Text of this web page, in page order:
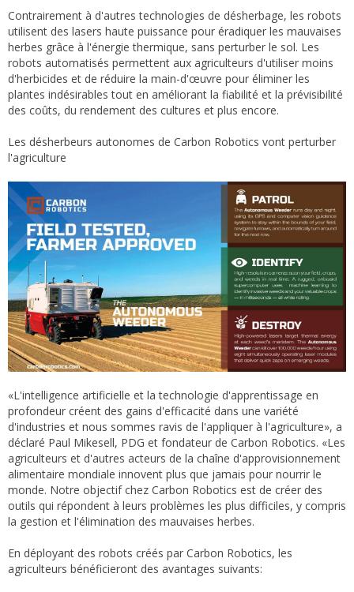
Contrairement à d'autres technologies de désherbage, les robots
utilisent des lasers haute puissance pour éradiquer les mauvaises
herbes grâce à l'énergie thermique, sans perturber le sol. Les
robots automatisés permettent aux agriculteurs d'utiliser moins
d'herbicides et de réduire la main-d'œuvre pour éliminer les
plantes indésirables tout en améliorant la fiabilité et la prévisibilité
des coûts, du rendement des cultures et plus encore.
Les désherbeurs autonomes de Carbon Robotics vont perturber
l'agriculture
«L'intelligence artificielle et la technologie d'apprentissage en
profondeur créent des gains d'efficacité dans une variété
d'industries et nous sommes ravis de l'appliquer à l'agriculture», a
déclaré Paul Mikesell, PDG et fondateur de Carbon Robotics. «Les
agriculteurs et d'autres acteurs de la chaîne d'approvisionnement
alimentaire mondiale innovent plus que jamais pour nourrir le
monde. Notre objectif chez Carbon Robotics est de créer des
outils qui répondent à leurs problèmes les plus difficiles, y compris
la gestion et l'élimination des mauvaises herbes.
En déployant des robots créés par Carbon Robotics, les
agriculteurs bénéficieront des avantages suivants: